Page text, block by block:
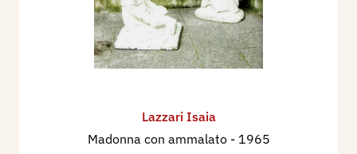
Lazzari Isaia
Madonna con ammalato - 1965